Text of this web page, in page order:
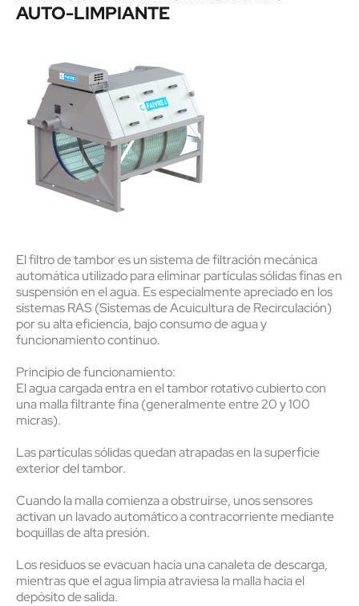
AUTO-LIMPIANTE
El filtro de tambores un sistema de filtración mecánica
automática utilizado para eliminar partículas sólidas finas en
suspensión en el agua. Es especialmente apreciado en los
sistemas RAS (Sistemas de Acuicultura de Recirculación)
por su alta eficiencia, bajo consumo de agua y
funcionamiento continuo.
Principio de funcionamiento:
El agua cargada entra en el tambor rotativo cubierto con
una malla filtrante fina (generalmente entre 20 y 100
micras).
Las partículas sólidas quedan atrapadas en la superficie
exterior del tambor.
Cuando la malla comienza a obstruirse, unos sensores
activan un lavado automático a contracorriente mediante
boquillas de alta presión.
Los residuos se evacuan hacia una canaleta de descarga,
mientras que el agua limpia atraviesa la malla hacia el
depósito de salida.